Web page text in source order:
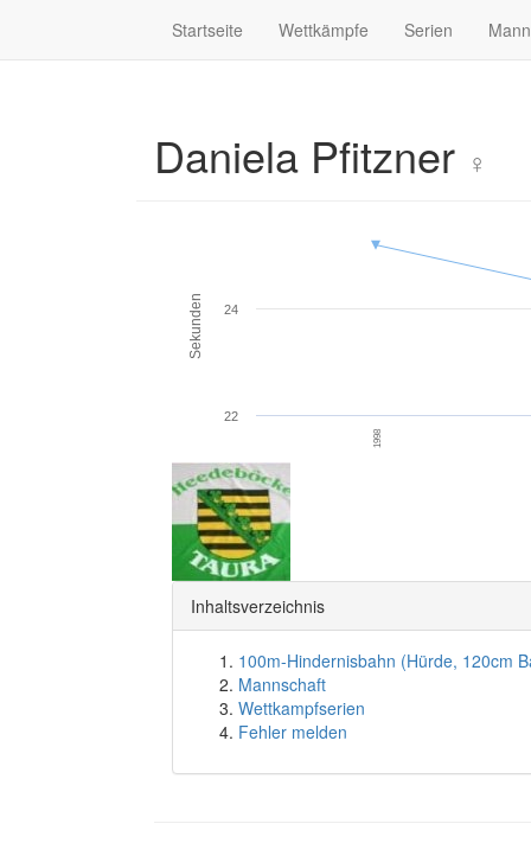
Startseite Wettkämpfe Serien
Daniela Pfitzner ♀
Sekunden
1998
22
24
Inhaltsverzeichnis
100m-Hindernisbahn (Hürde, 120cm
Mannschaft
Wettkampfserien
Fehler melden